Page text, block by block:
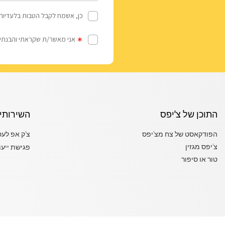
התוכן של צ'יפס
הפודקאסט של צח מצ'יפס
צ'יפס מגזין
טור או סיפור
צ'ק אפ
פגישת